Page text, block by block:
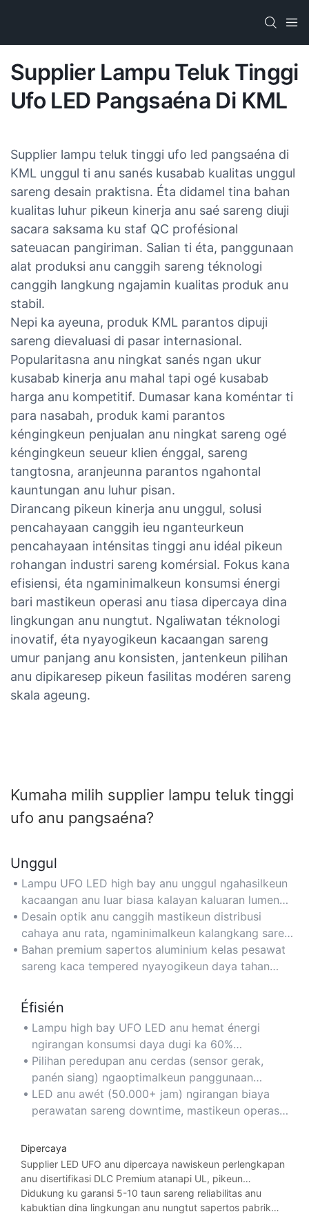
Supplier Lampu Teluk Tinggi
Ufo LED Pangsaéna Di KML​
Supplier lampu teluk tinggi ufo led pangsaéna di
KML unggul ti anu sanés kusabab kualitas unggul
sareng desain praktisna. Éta didamel tina bahan
kualitas luhur pikeun kinerja anu saé sareng diuji
sacara saksama ku staf QC profésional
sateuacan pangiriman. Salian ti éta, panggunaan
alat produksi anu canggih sareng téknologi
canggih langkung ngajamin kualitas produk anu
stabil.
Nepi ka ayeuna, produk KML parantos dipuji
sareng dievaluasi di pasar internasional.
Popularitasna anu ningkat sanés ngan ukur
kusabab kinerja anu mahal tapi ogé kusabab
harga anu kompetitif. Dumasar kana koméntar ti
para nasabah, produk kami parantos
kéngingkeun penjualan anu ningkat sareng ogé
kéngingkeun seueur klien énggal, sareng
tangtosna, aranjeunna parantos ngahontal
kauntungan anu luhur pisan.
Dirancang pikeun kinerja anu unggul, solusi
pencahayaan canggih ieu nganteurkeun
pencahayaan inténsitas tinggi anu idéal pikeun
rohangan industri sareng komérsial. Fokus kana
efisiensi, éta ngaminimalkeun konsumsi énergi
bari mastikeun operasi anu tiasa dipercaya dina
lingkungan anu nungtut. Ngaliwatan téknologi
inovatif, éta nyayogikeun kacaangan sareng
umur panjang anu konsisten, jantenkeun pilihan
anu dipikaresep pikeun fasilitas modéren sareng
skala ageung.
Kumaha milih supplier lampu teluk tinggi
ufo anu pangsaéna?
Unggul
Lampu UFO LED high bay anu unggul ngahasilkeun
kacaangan anu luar biasa kalayan kaluaran lumen
anu luhur (50.000-100.000 lumens), idéal pikeun
rohangan industri ageung sapertos gudang sareng
pabrik.
Desain optik anu canggih mastikeun distribusi
cahaya anu rata, ngaminimalkeun kalangkang sareng
silau pikeun lingkungan anu langkung aman sareng
langkung produktif.
Bahan premium sapertos aluminium kelas pesawat
sareng kaca tempered nyayogikeun daya tahan
Éfisién
Lampu high bay UFO LED anu hemat énergi
ngirangan konsumsi daya dugi ka 60%
dibandingkeun sareng lampu halida logam
atanapi lampu fluoresen tradisional.
Pilihan peredupan anu cerdas (sensor gerak,
panén siang) ngaoptimalkeun panggunaan
énergi di daérah anu gaduh aktivitas anu
variabel atanapi cahaya alami.
LED anu awét (50.000+ jam) ngirangan biaya
perawatan sareng downtime, mastikeun operasi
Dipercaya
Supplier LED UFO anu dipercaya nawiskeun perlengkapan
anu disertifikasi DLC Premium atanapi UL, pikeun
mastikeun patuh kana standar kaamanan sareng kinerja
industri.
Didukung ku garansi 5-10 taun sareng reliabilitas anu
kabuktian dina lingkungan anu nungtut sapertos pabrik